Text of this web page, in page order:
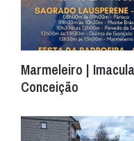
Marmeleiro |
Conceição